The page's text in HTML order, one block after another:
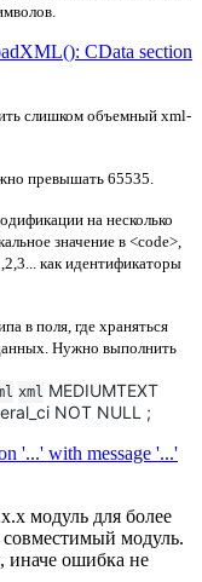
CData section
слишком объемный xml-
превышать 65535
на несколько
значение в <code>,
как идентификаторы
в поля, где храняться
Нужно выполнить
xml MEDIUMTEXT
NOT NULL ;
'...' with message '...'
модуль для более
совместимый модуль.
иначе ошибка не